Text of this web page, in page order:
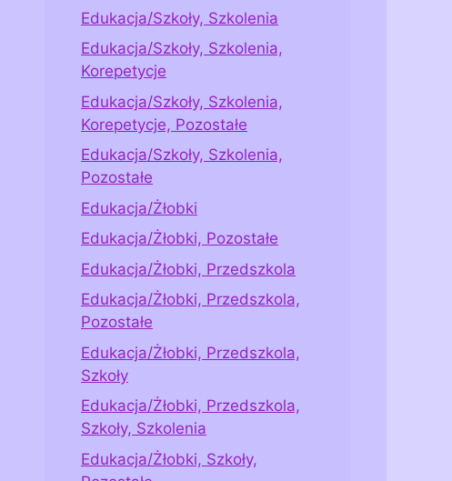
Edukacja/Szkoły, Szkolenia
Edukacja/Szkoły, Szkolenia,
Korepetycje
Edukacja/Szkoły, Szkolenia,
Korepetycje, Pozostałe
Edukacja/Szkoły, Szkolenia,
Pozostałe
Edukacja/Żłobki
Edukacja/Żłobki, Pozostałe
Edukacja/Żłobki, Przedszkola
Edukacja/Żłobki, Przedszkola,
Pozostałe
Edukacja/Żłobki, Przedszkola,
Szkoły
Edukacja/Żłobki, Przedszkola,
Szkoły, Szkolenia
Edukacja/Żłobki, Szkoły,